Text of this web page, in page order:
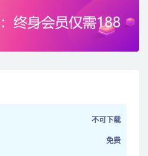
不可下载
免费